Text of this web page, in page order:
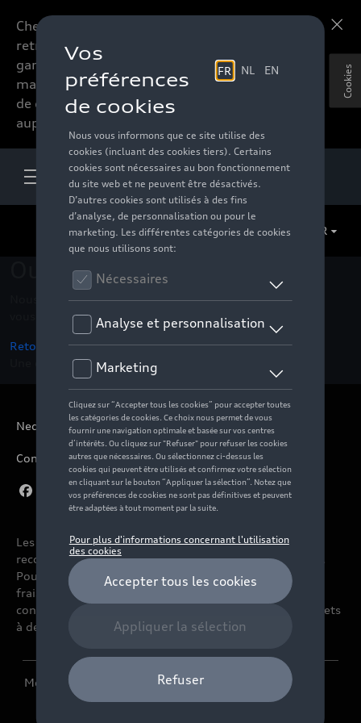
Chers accessoires-lovers,
retrouvez dorénavant toute la
gamme d’accessoires de votre
marque préférée sous forme
de catalogue à commander
auprès de votre distributeur.
FR
Oups !
Nous ne pouvons pas trouver la page, l'information que
vous recherchez
Retour à la homepage
Une question ? Contactez-nous
Nederlands
Conditions de vente
Les prix affichés sur le présent site sont des prix
recommandés (TVAc), hors éventuels frais de montage.
Pour connaitre le prix de vente actuel et les éventuels
frais de montage, veuillez contacter votre
concessionnaire/agent. Les prix recommandés sont sujets
à des changements sans préavis.
Mentions légales Cookie Policy
Cookies